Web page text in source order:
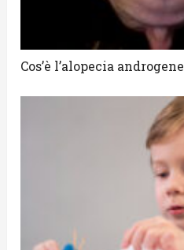
Cos’è l’alopecia